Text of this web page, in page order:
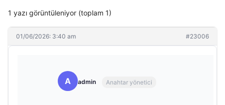
1 yazı görüntüleniyor (toplam 1)
01/06/2026: 3:40 am #23006
A admin Anahtar yönetici